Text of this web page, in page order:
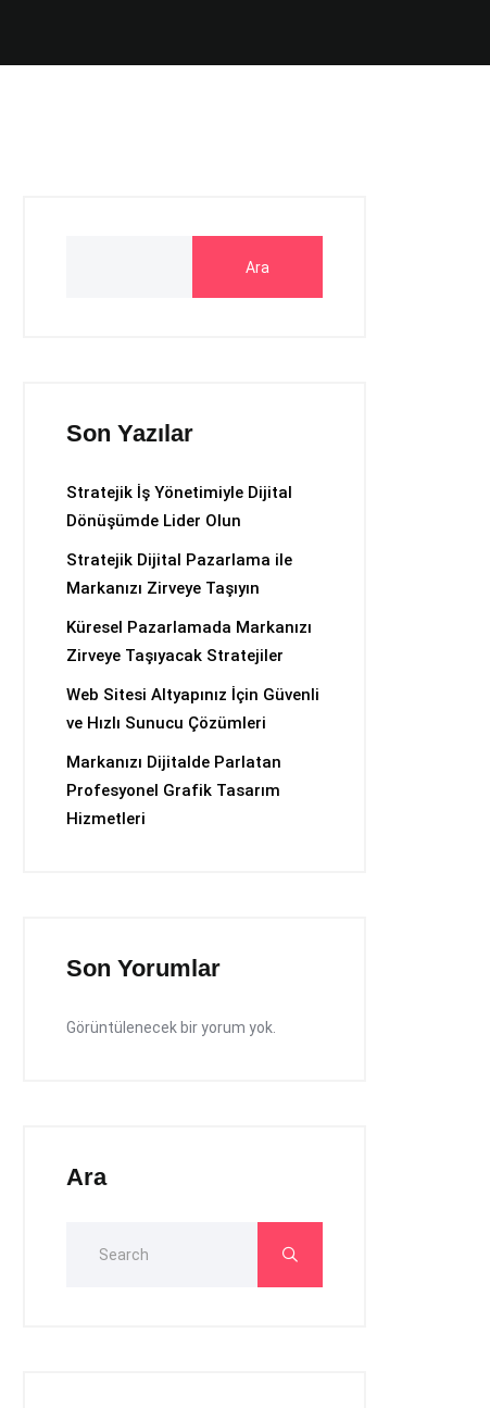
Ara
Son Yazılar
Stratejik İş Yönetimiyle Dijital
Dönüşümde Lider Olun
Stratejik Dijital Pazarlama ile
Markanızı Zirveye Taşıyın
Küresel Pazarlamada Markanızı
Zirveye Taşıyacak Stratejiler
Web Sitesi Altyapınız İçin Güvenli
ve Hızlı Sunucu Çözümleri
Markanızı Dijitalde Parlatan
Profesyonel Grafik Tasarım
Hizmetleri
Son Yorumlar
Görüntülenecek bir yorum yok.
Ara